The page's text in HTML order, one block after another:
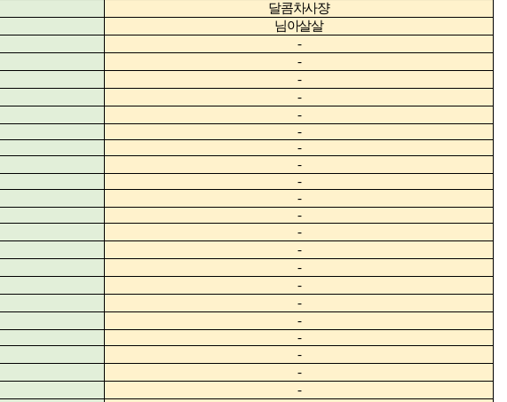
달콤차사쟝
님아살살
-
-
-
-
-
-
-
-
-
-
-
-
-
-
-
-
-
-
-
-
-